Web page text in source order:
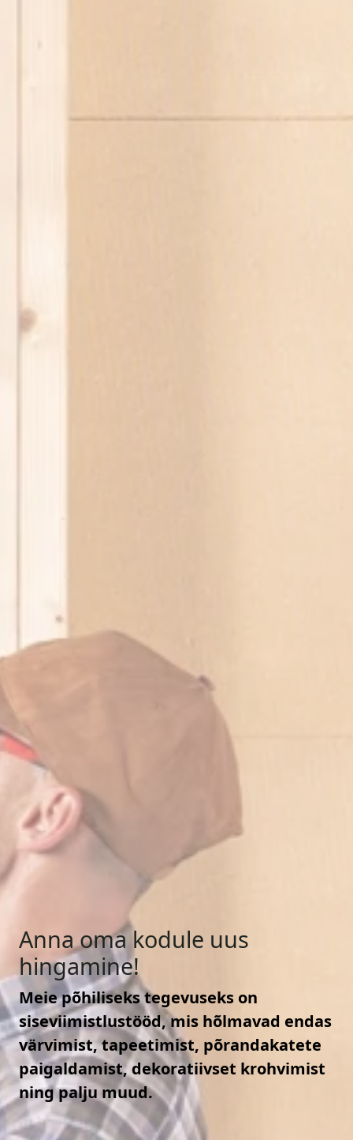
Anna oma kodule uus
hingamine!
Meie põhiliseks tegevuseks on
siseviimistlustööd, mis hõlmavad endas
värvimist, tapeetimist, põrandakatete
paigaldamist, dekoratiivset krohvimist
ning palju muud.